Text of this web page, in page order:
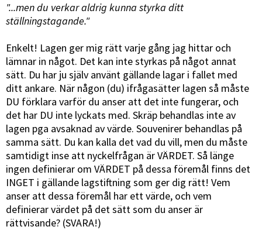
"...men du verkar aldrig kunna styrka ditt
ställningstagande."
Enkelt! Lagen ger mig rätt varje gång jag hittar och
lämnar in något. Det kan inte styrkas på något annat
sätt. Du har ju själv använt gällande lagar i fallet med
ditt ankare. När någon (du) ifrågasätter lagen så måste
DU förklara varför du anser att det inte fungerar, och
det har DU inte lyckats med. Skräp behandlas inte av
lagen pga avsaknad av värde. Souvenirer behandlas på
samma sätt. Du kan kalla det vad du vill, men du måste
samtidigt inse att nyckelfrågan är VÄRDET. Så länge
ingen definierar om VÄRDET på dessa föremål finns det
INGET i gällande lagstiftning som ger dig rätt! Vem
anser att dessa föremål har ett värde, och vem
definierar värdet på det sätt som du anser är
rättvisande? (SVARA!)